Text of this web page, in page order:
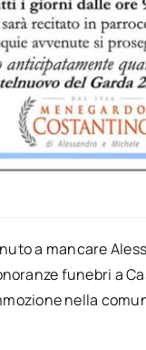
a mancare
funebri a
nella